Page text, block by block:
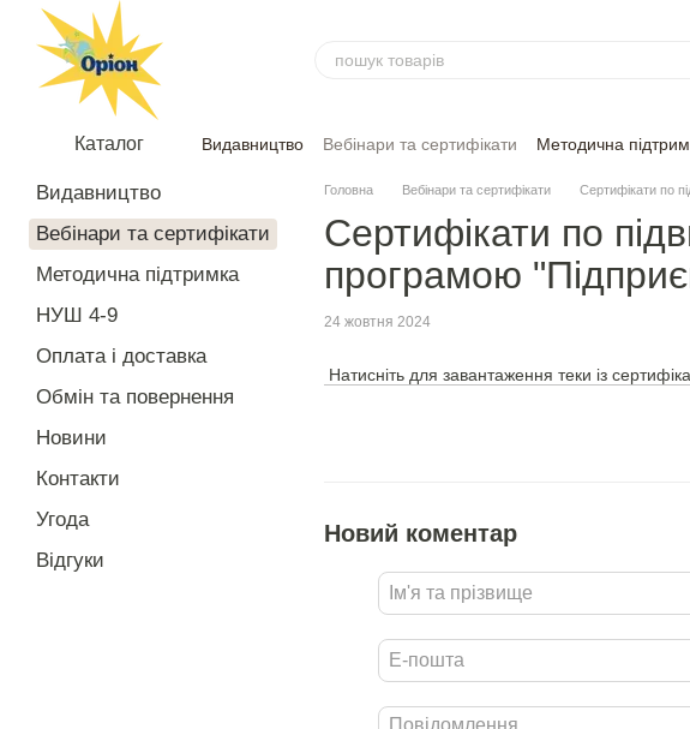
Перейти до основного контенту
Каталог Видавництво Вебінари та сертифікати Методична
Головна Вебінари та сертифікати Сертифікати по
Сертифікати по
програмою
24 жовтня 2024
Натисніть для завантаження теки із
Новий коментар
Видавництво
Вебінари та сертифікати
Методична підтримка
НУШ 4-9
Оплата і доставка
Обмін та повернення
Новини
Контакти
Угода
Відгуки